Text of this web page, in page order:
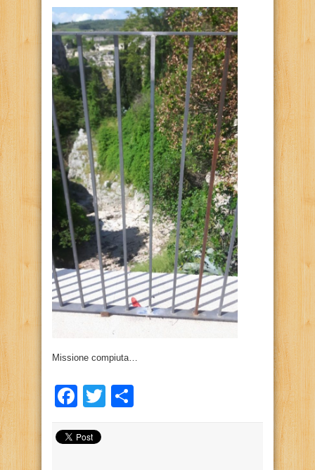
Missione compiuta…
Facebook
Twitter